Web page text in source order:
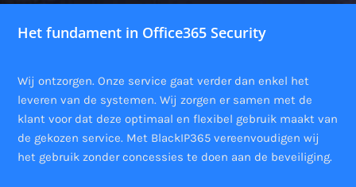
Het fundament in Office365 Security
Wij ontzorgen. Onze service gaat verder dan enkel het
leveren van de systemen. Wij zorgen er samen met de
klant voor dat deze optimaal en flexibel gebruik maakt van
de gekozen service. Met BlackIP365 vereenvoudigen wij
het gebruik zonder concessies te doen aan de beveiliging.